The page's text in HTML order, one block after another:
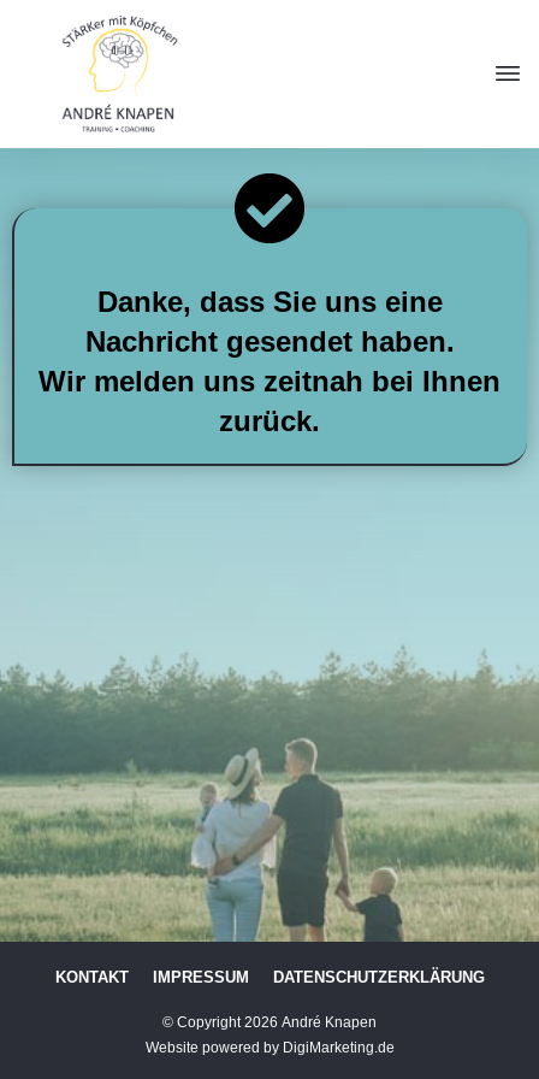
Danke, dass Sie uns eine
Nachricht gesendet haben.
Wir melden uns zeitnah bei Ihnen
zurück.
KONTAKT IMPRESSUM DATENSCHUTZERKLÄRUNG
© Copyright2026 André Knapen
Website powered by DigiMarketing.de